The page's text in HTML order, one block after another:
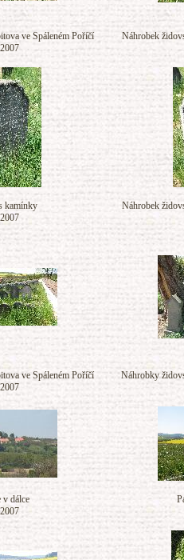
ve Spáleném Poříčí
Náhrobek
kamínky
Náhrobek
ve Spáleném Poříčí
Náhrobky
v dálce